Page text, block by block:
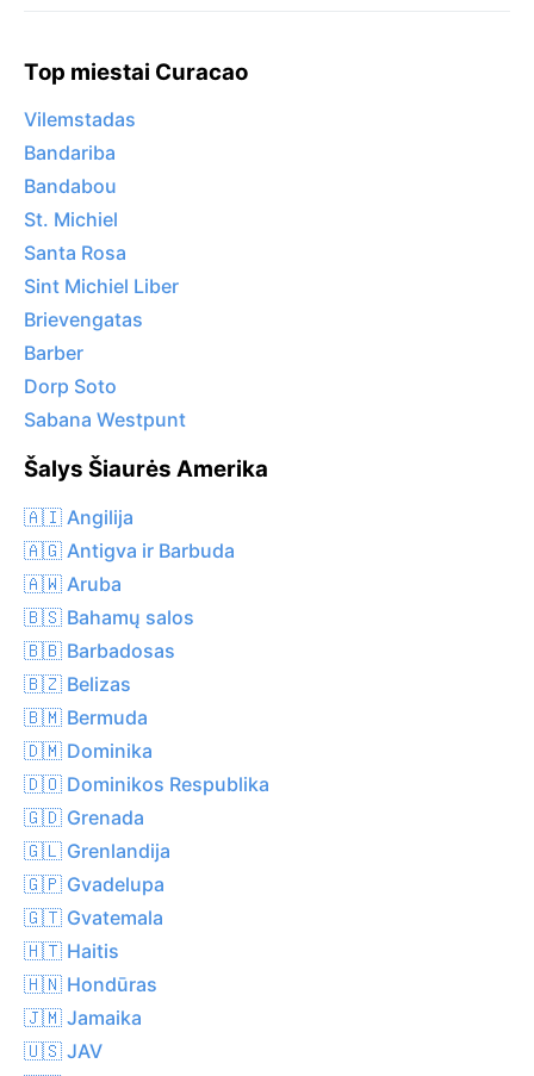
Top miestai Curacao
Vilemstadas
Bandariba
Bandabou
St. Michiel
Santa Rosa
Sint Michiel Liber
Brievengatas
Barber
Dorp Soto
Sabana Westpunt
Šalys Šiaurės Amerika
🇦🇮 Angilija
🇦🇬 Antigva ir Barbuda
🇦🇼 Aruba
🇧🇸 Bahamų salos
🇧🇧 Barbadosas
🇧🇿 Belizas
🇧🇲 Bermuda
🇩🇲 Dominika
🇩🇴 Dominikos Respublika
🇬🇩 Grenada
🇬🇱 Grenlandija
🇬🇵 Gvadelupa
🇬🇹 Gvatemala
🇭🇹 Haitis
🇭🇳 Hondūras
🇯🇲 Jamaika
🇺🇸 JAV